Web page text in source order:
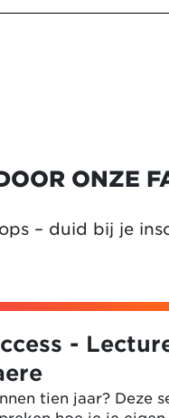
ONZE
– duid bij je
-
tien jaar? Deze